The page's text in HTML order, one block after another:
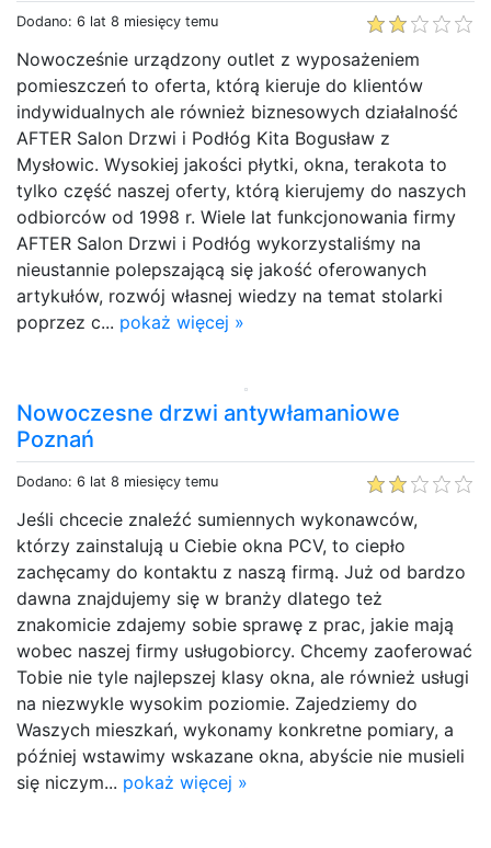
Dodano: 6 lat 8 miesięcy temu
Nowocześnie urządzony outlet z wyposażeniem
pomieszczeń to oferta, którą kieruje do klientów
indywidualnych ale również biznesowych działalność
AFTER Salon Drzwi i Podłóg Kita Bogusław z
Mysłowic. Wysokiej jakości płytki, okna, terakota to
tylko część naszej oferty, którą kierujemy do naszych
odbiorców od 1998 r. Wiele lat funkcjonowania firmy
AFTER Salon Drzwi i Podłóg wykorzystaliśmy na
nieustannie polepszającą się jakość oferowanych
artykułów, rozwój własnej wiedzy na temat stolarki
poprzez c... pokaż więcej »
Nowoczesne drzwi antywłamaniowe
Poznań
Dodano: 6 lat 8 miesięcy temu
Jeśli chcecie znaleźć sumiennych wykonawców,
którzy zainstalują u Ciebie okna PCV, to ciepło
zachęcamy do kontaktu z naszą firmą. Już od bardzo
dawna znajdujemy się w branży dlatego też
znakomicie zdajemy sobie sprawę z prac, jakie mają
wobec naszej firmy usługobiorcy. Chcemy zaoferować
Tobie nie tyle najlepszej klasy okna, ale również usługi
na niezwykle wysokim poziomie. Zajedziemy do
Waszych mieszkań, wykonamy konkretne pomiary, a
później wstawimy wskazane okna, abyście nie musieli
się niczym... pokaż więcej »